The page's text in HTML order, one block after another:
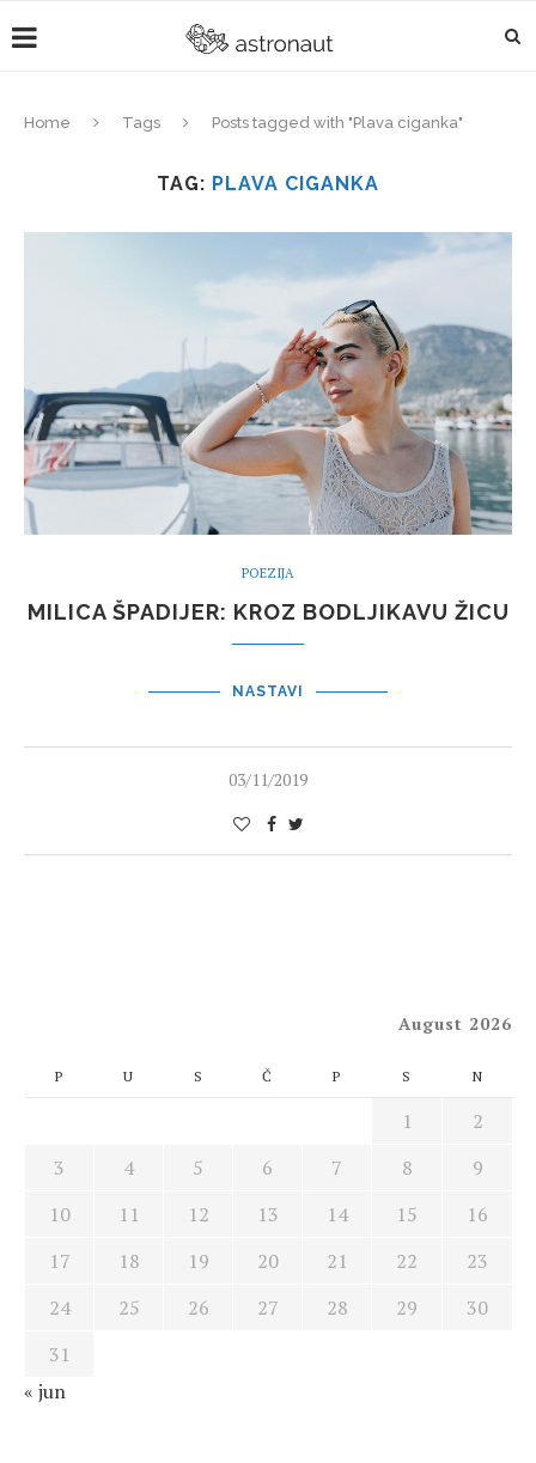
Home Tags Posts tagged with "Plava ciganka"
TAG: PLAVA CIGANKA
POEZIJA
MILICA ŠPADIJER: KROZ BODLJIKAVU ŽICU
NASTAVI
03/11/2019
August 2026
P U S Č P S N
1
2
3
4 5 6 7 8
9
10
11 12 13 14 15
16
17
18 19 20 21 22
23
24
25 26 27 28 29
30
31
« jun